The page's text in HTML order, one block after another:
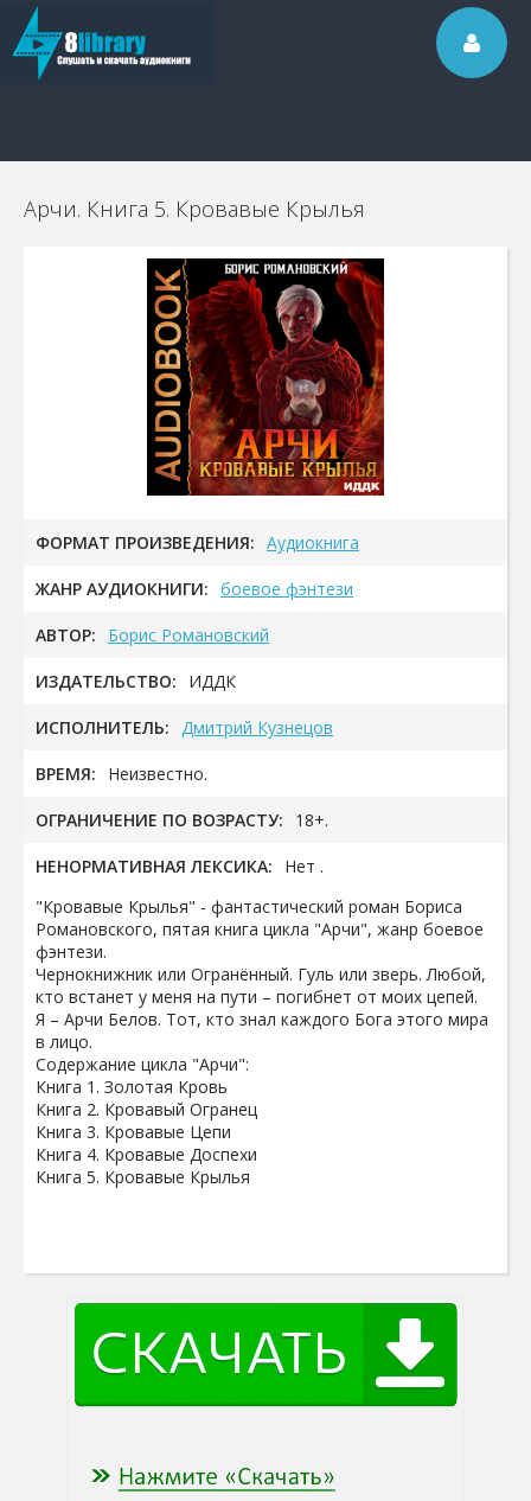
Арчи. Книга 5. Кровавые Крылья
ФОРМАТ ПРОИЗВЕДЕНИЯ: Аудиокнига
ЖАНР АУДИОКНИГИ: боевое фэнтези
АВТОР: Борис Романовский
ИЗДАТЕЛЬСТВО: ИДДК
ИСПОЛНИТЕЛЬ: Дмитрий Кузнецов
ВРЕМЯ: Неизвестно.
ОГРАНИЧЕНИЕ ПО ВОЗРАСТУ: 18+.
НЕНОРМАТИВНАЯ ЛЕКСИКА:
Нет .
"Кровавые Крылья" - фантастический роман Бориса
Романовского, пятая книга цикла "Арчи", жанр боевое
фэнтези.
Чернокнижник или Огранённый. Гуль или зверь. Любой,
кто встанет у меня на пути – погибнет от моих цепей.
Я – Арчи Белов. Тот, кто знал каждого Бога этого мира
в лицо.
Содержание цикла "Арчи":
Книга 1. Золотая Кровь
Книга 2. Кровавый Огранец
Книга 3. Кровавые Цепи
Книга 4. Кровавые Доспехи
Книга 5. Кровавые Крылья